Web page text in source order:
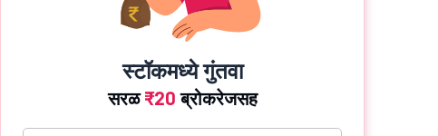
स्टॉकमध्ये गुंतवा
सरळ₹20ब्रोकरेजसह